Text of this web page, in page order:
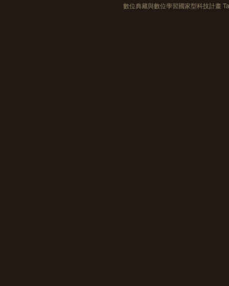
數位典藏與數位學習國家型科技計畫